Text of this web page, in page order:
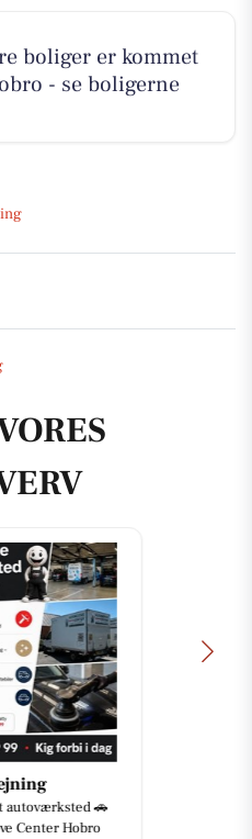
boliger er kommet
- se boligerne
autoværksted 🚗
Center Hobro